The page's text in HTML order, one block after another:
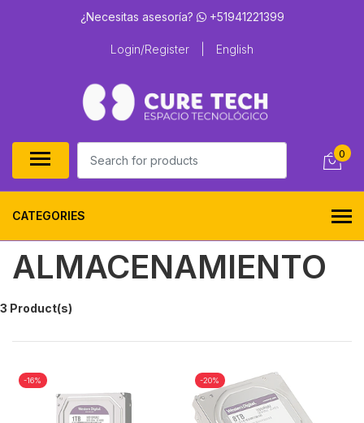
¿Necesitas asesoría? +51941221399
Login/Register English
0
CATEGORIES
ALMACENAMIENTO
3 Product(s)
-16% -20%